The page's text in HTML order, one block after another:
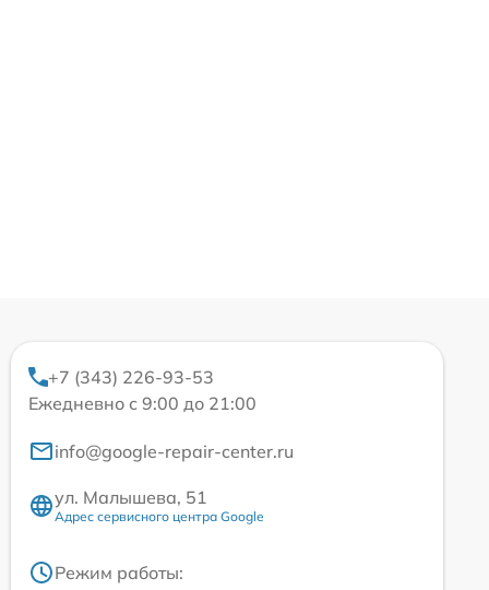
+7 (343) 226-93-53
Ежедневно с 9:00 до 21:00
info@google-repair-center.ru
ул. Малышева, 51
Адрес сервисного центра Google
Режим работы: